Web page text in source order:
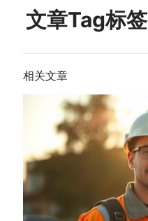
文章Tag标签
相关文章